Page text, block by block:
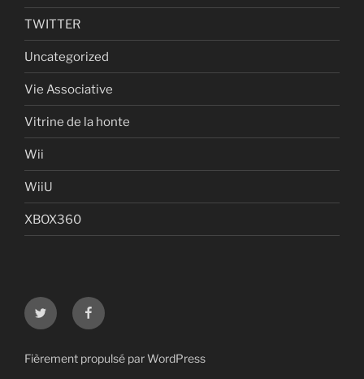
TWITTER
Uncategorized
Vie Associative
Vitrine de la honte
Wii
WiiU
XBOX360
Twitter Facebook
Fièrement propulsé par WordPress